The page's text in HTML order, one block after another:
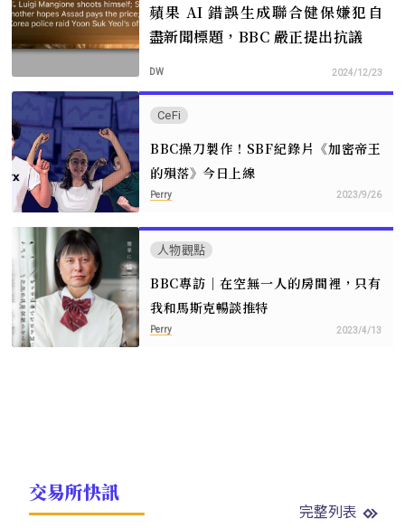
蘋果 AI 錯誤生成聯合健保嫌犯自
盡新聞標題，BBC 嚴正提出抗議
DW 2024/12/23
CeFi
BBC操刀製作！SBF紀錄片《加密帝王
的殞落》今日上線
Perry 2023/9/26
人物觀點
BBC專訪｜在空無一人的房間裡，只有
我和馬斯克暢談推特
Perry 2023/4/13
交易所快訊
完整列表